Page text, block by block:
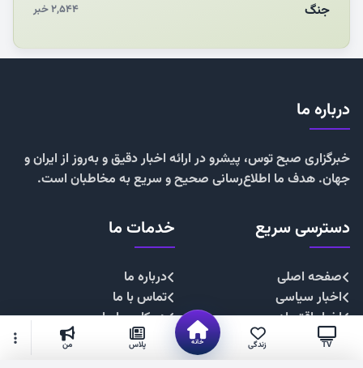
جنگ ۲,۵۴۴ خبر
TV زندگی خانه پلاس من
درباره ما
خبرگزاری صبح توس، پیشرو در ارائه اخبار دقیق و به‌روز از ایران و
جهان. هدف ما اطلاع‌رسانی صحیح و سریع به مخاطبان است.
دسترسی سریع
صفحه اصلی
اخبار سیاسی
اخبار اقتصادی
اخبار اجتماعی
خدمات ما
درباره ما
تماس با ما
همکاری با ما
تبلیغات